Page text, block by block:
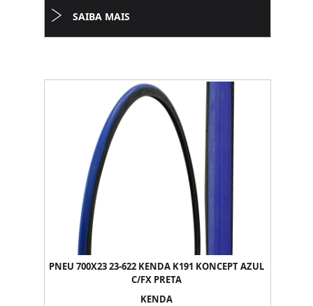
SAIBA MAIS
PNEU 700X23 23-622 KENDA K191 KONCEPT AZUL
C/FX PRETA
KENDA